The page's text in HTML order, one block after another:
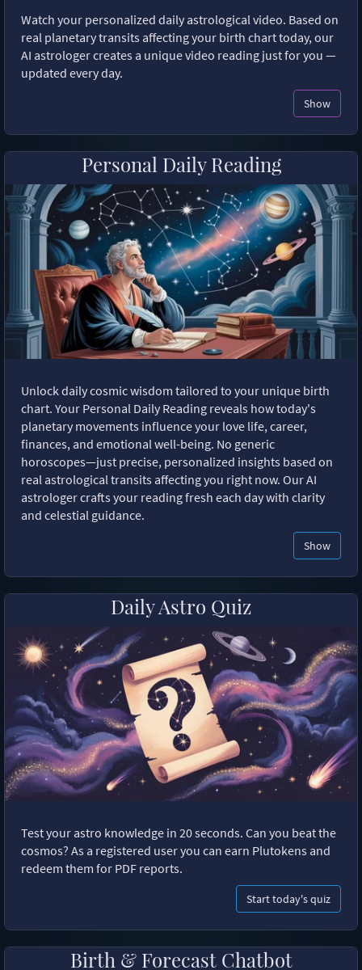
Watch your personalized daily astrological video. Based on
real planetary transits affecting your birth chart today, our
AI astrologer creates a unique video reading just for you —
updated every day.
Show
Personal Daily Reading
Unlock daily cosmic wisdom tailored to your unique birth
chart. Your Personal Daily Reading reveals how today's
planetary movements influence your love life, career,
finances, and emotional well-being. No generic
horoscopes—just precise, personalized insights based on
real astrological transits affecting you right now. Our AI
astrologer crafts your reading fresh each day with clarity
and celestial guidance.
Show
Daily Astro Quiz
Test your astro knowledge in 20 seconds. Can you beat the
cosmos? As a registered user you can earn Plutokens and
redeem them for PDF reports.
Start today's quiz
Birth & Forecast Chatbot